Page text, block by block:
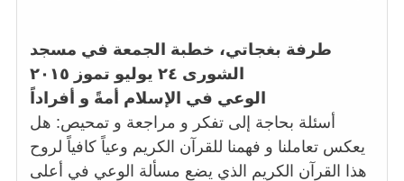
طرفة بغجاتي، خطبة الجمعة في مسجد
الشورى ٢٤ يوليو تموز ٢٠١٥
الوعي في الإسلام أمةً و أفراداً
أسئلة بحاجة إلى تفكر و مراجعة و تمحيص: هل
يعكس تعاملنا و فهمنا للقرآن الكريم وعياً كافياً لروح
هذا القرآن الكريم الذي يضع مسألة الوعي في أعلى